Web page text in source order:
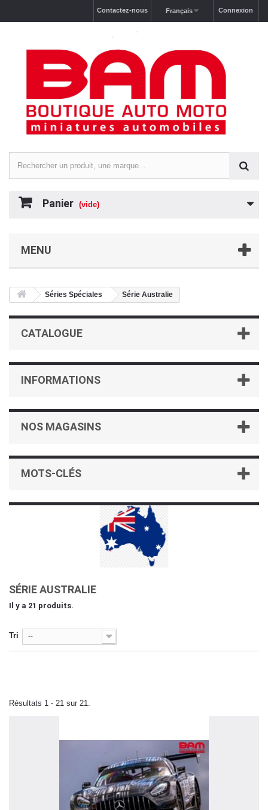
Connexion
Français
Contactez-nous
Panier (vide)
MENU
Séries Spéciales Série Australie
CATALOGUE
INFORMATIONS
NOS MAGASINS
MOTS-CLÉS
SÉRIE AUSTRALIE
Il y a 21 produits.
Tri --
Résultats 1 - 21 sur 21.